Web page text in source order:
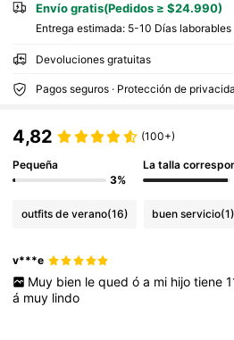
Envío gratis(Pedidos ≥ $24.990)
Entrega estimada: 5-10 Días laborables
Devoluciones gratuitas
Pagos seguros · Protección de
4,82 (100+)
Pequeña
3%
La talla
outfits de verano(16) buen servicio(1)
v***e
Muy bien le qued ó a mi hijo tiene
á muy lindo